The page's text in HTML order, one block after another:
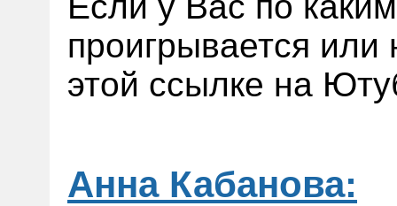
проигрывается или
этой ссылке на
Анна Кабанова: